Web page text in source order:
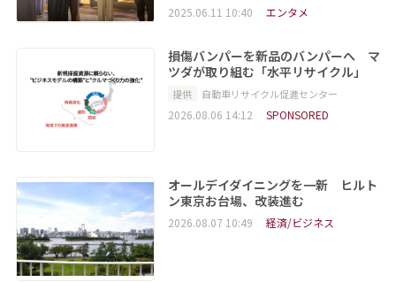
2025.06.11 10:40 エンタメ
損傷バンパーを新品のバンパーへ マ
ツダが取り組む「水平リサイクル」
提供 自動車リサイクル促進センター
2026.08.06 14:12 SPONSORED
オールデイダイニングを一新 ヒルト
ン東京お台場、改装進む
2026.08.07 10:49 経済/ビジネス